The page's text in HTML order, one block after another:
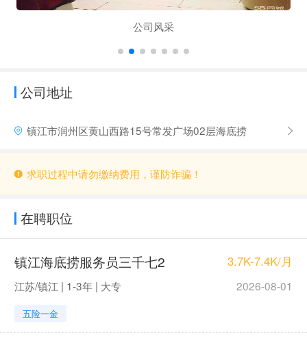
公司风采
公司地址
镇江市润州区黄山西路15号常发广场02层海底捞
求职过程中请勿缴纳费用，谨防诈骗！
在聘职位
镇江海底捞服务员三千七2 3.7K-7.4K/月
江苏/镇江 | 1-3年 | 大专 2026-08-01
五险一金